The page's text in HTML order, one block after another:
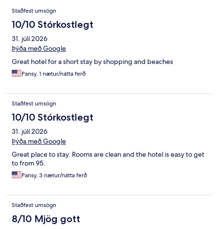
Umsagnir
Staðfest umsögn
10/10 Stórkostlegt
31. júlí 2026
Þýða með Google
Great hotel for a short stay by shopping and beaches
Pansy, 1 nætur/nátta ferð
Staðfest umsögn
10/10 Stórkostlegt
31. júlí 2026
Þýða með Google
Great place to stay. Rooms are clean and the hotel is easy to get
to from 95.
Pansy, 3 nætur/nátta ferð
Staðfest umsögn
8/10 Mjög gott